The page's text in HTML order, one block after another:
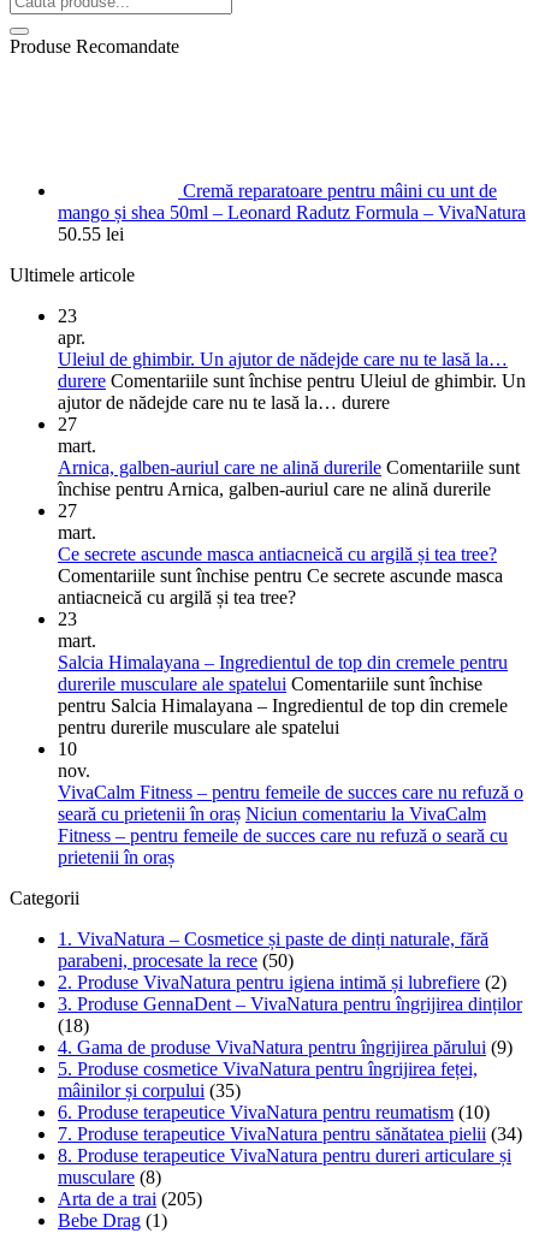
Produse Recomandate
Cremă reparatoare pentru mâini cu unt de
mango și shea 50ml – Leonard Radutz Formula – VivaNatura
50.55 lei
Ultimele articole
23
apr.
Uleiul de ghimbir. Un ajutor de nădejde care nu te lasă la…
durere Comentariile sunt închise pentru Uleiul de ghimbir. Un
ajutor de nădejde care nu te lasă la… durere
27
mart.
Arnica, galben-auriul care ne alină durerile Comentariile sunt
închise pentru Arnica, galben-auriul care ne alină durerile
27
mart.
Ce secrete ascunde masca antiacneică cu argilă și tea tree?
Comentariile sunt închise pentru Ce secrete ascunde masca
antiacneică cu argilă și tea tree?
23
mart.
Salcia Himalayana – Ingredientul de top din cremele pentru
durerile musculare ale spatelui Comentariile sunt închise
pentru Salcia Himalayana – Ingredientul de top din cremele
pentru durerile musculare ale spatelui
10
nov.
VivaCalm Fitness – pentru femeile de succes care nu refuză o
seară cu prietenii în oraș Niciun comentariu la VivaCalm
Fitness – pentru femeile de succes care nu refuză o seară cu
prietenii în oraș
Categorii
1. VivaNatura – Cosmetice și paste de dinți naturale, fără
parabeni, procesate la rece (50)
2. Produse VivaNatura pentru igiena intimă și lubrefiere (2)
3. Produse GennaDent – VivaNatura pentru îngrijirea dinților
(18)
4. Gama de produse VivaNatura pentru îngrijirea părului (9)
5. Produse cosmetice VivaNatura pentru îngrijirea feței,
mâinilor și corpului (35)
6. Produse terapeutice VivaNatura pentru reumatism (10)
7. Produse terapeutice VivaNatura pentru sănătatea pielii (34)
8. Produse terapeutice VivaNatura pentru dureri articulare și
musculare (8)
Arta de a trai (205)
Bebe Drag (1)